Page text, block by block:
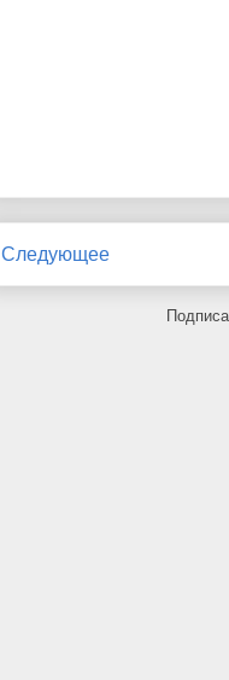
Следующее